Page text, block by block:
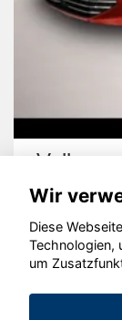
©
Wir
Diese
Technologien,
um